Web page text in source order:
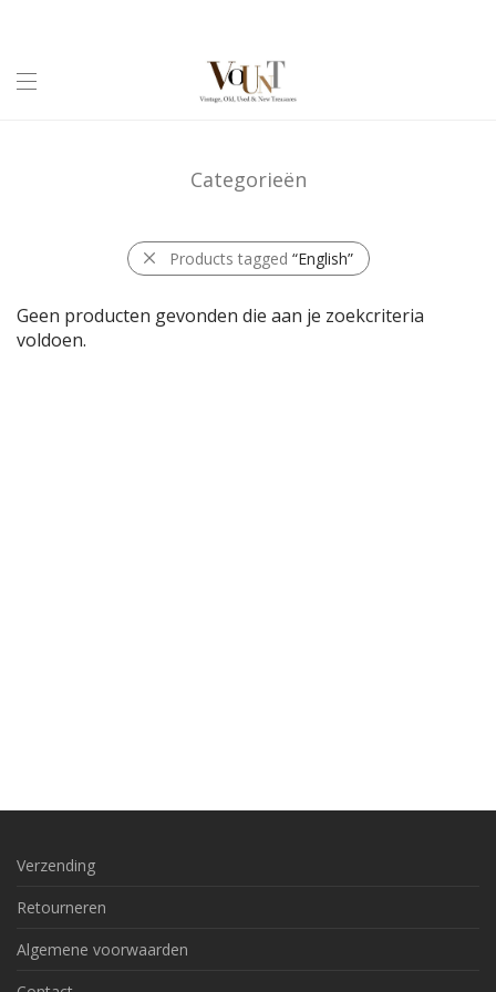
Categorieën
Products tagged “English”
Geen producten gevonden die aan je zoekcriteria
voldoen.
Verzending
Retourneren
Algemene voorwaarden